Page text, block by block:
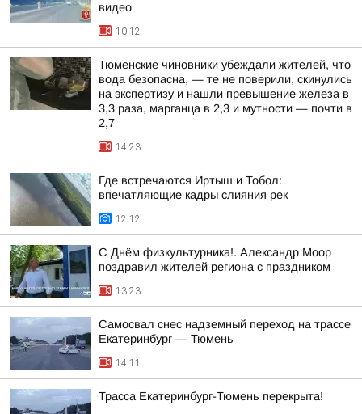
видео
10:12
Тюменские чиновники убеждали жителей, что
вода безопасна, — те не поверили, скинулись
на экспертизу и нашли превышение железа в
3,3 раза, марганца в 2,3 и мутности — почти в
2,7
14:23
Где встречаются Иртыш и Тобол:
впечатляющие кадры слияния рек
12:12
С Днём физкультурника!. Александр Моор
поздравил жителей региона с праздником
13:23
Самосвал снес надземный переход на трассе
Екатеринбург — Тюмень
14:11
Трасса Екатеринбург-Тюмень перекрыта!